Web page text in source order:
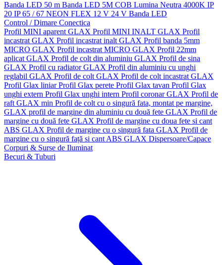
Banda LED 50 m Banda LED 5M COB Lumina Neutra 4000K IP
20 IP 65 / 67 NEON FLEX 12 V 24 V Banda LED
Control / Dimare Conectica
Profil MINI aparent GLAX Profil MINI INALT GLAX Profil
incastrat GLAX Profil incastrat inalt GLAX Profil banda 5mm
MICRO GLAX Profil incastrat MICRO GLAX Profil 22mm
aplicat GLAX Profil de colt din aluminiu GLAX Profil de sina
GLAX Profil cu radiator GLAX Profil din aluminiu cu unghi
reglabil GLAX Profil de colt GLAX Profil de colt incastrat GLAX
Profil Glax liniarProfil Glax perete Profil Glax tavan Profil Glax
unghi extern Profil Glax unghi intern Profil coronar GLAX Profil de
raft GLAX min Profil de colt cu o singură fata, montat pe margine,
GLAX profil de margine din aluminiu cu două fete GLAX Profil de
margine cu două fete GLAX Profil de margine cu doua fete si cant
ABS GLAX Profil de margine cu o singură fata GLAX Profil de
margine cu o singură față si cant ABS GLAX Dispersoare/Capace
Corpuri & Surse de Iluminat
Becuri & Tuburi